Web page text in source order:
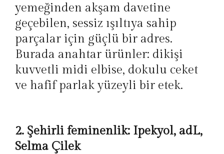
yemeğinden akşam davetine
geçebilen, sessiz ışıltıya sahip
parçalar için güçlü bir adres.
Burada anahtar ürünler: dikişi
kuvvetli midi elbise, dokulu ceket
ve hafif parlak yüzeyli bir etek.
2. Şehirli feminenlik: Ipekyol, adL,
Selma Çilek